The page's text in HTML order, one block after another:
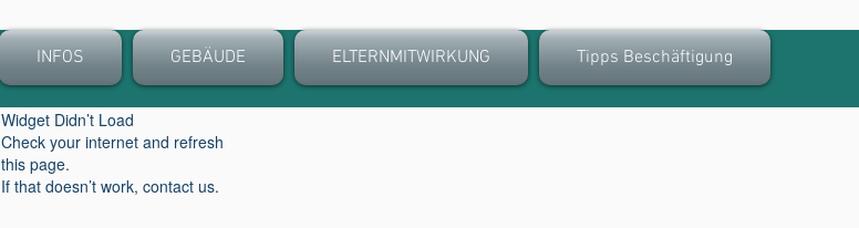
INFOS GEBÄUDE ELTERNMITWIRKUNG Tipps Beschäftigung
Widget Didn’t Load
Check your internet and refresh
this page.
If that doesn’t work, contact us.